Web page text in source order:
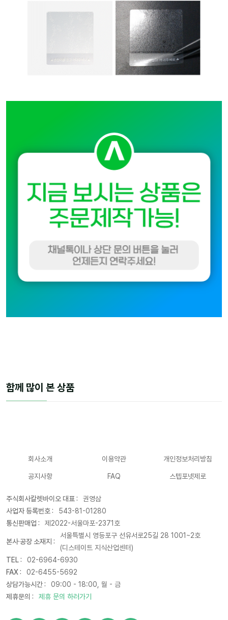
함께 많이 본 상품
회사소개 이용약관 개인정보처리방침
공지사항 FAQ 스텝포넷제로
주식회사칼렛바이오 대표 :
권영삼
사업자 등록번호 :
543-81-01280
통신판매업 :
제2022-서울마포-2371호
본사·공장 소재지 :
서울특별시 영등포구 선유서로25길 28 1001~2호
(디스테이트 지식산업센터)
TEL :
02-6964-6930
FAX :
02-6455-5692
상담가능시간 :
09:00 - 18:00, 월 - 금
제휴문의 :
제휴 문의 하러가기